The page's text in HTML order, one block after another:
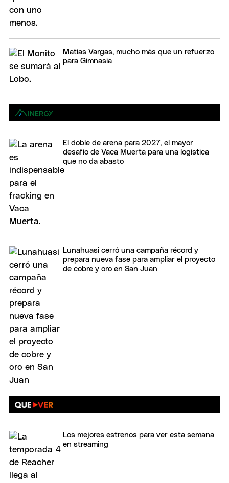
Matías Vargas, mucho más que un refuerzo
para Gimnasia
El doble de arena para 2027, el mayor
desafío de Vaca Muerta para una logística
que no da abasto
Lunahuasi cerró una campaña récord y
prepara nueva fase para ampliar el proyecto
de cobre y oro en San Juan
Los mejores estrenos para ver esta semana
en streaming